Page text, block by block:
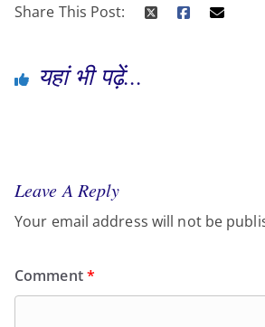
Share This Post:
यहां भी पढ़ें...
Leave A Reply
Your email address will not be
Comment*